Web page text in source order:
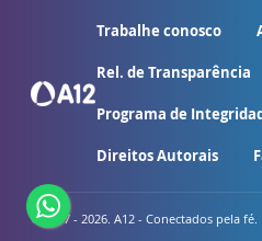
Trabalhe conosco
Rel. de Transparência
Programa de
Direitos Autorais
© 2007 - 2026. A12 - Conectados pela fé.